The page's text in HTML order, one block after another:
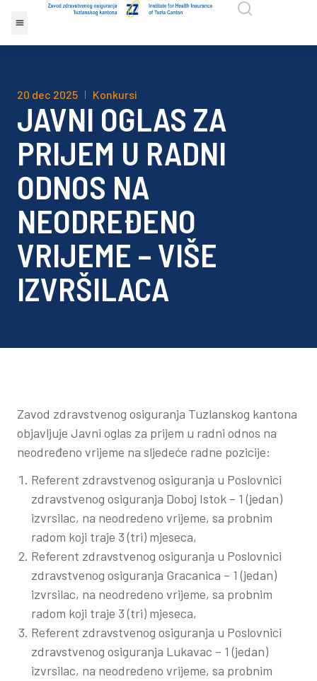
20 dec 2025 Konkursi
JAVNI OGLAS ZA
PRIJEM U RADNI
ODNOS NA
NEODREĐENO
VRIJEME – VIŠE
IZVRŠILACA
Zavod zdravstvenog osiguranja Tuzlanskog kantona
objavljuje Javni oglas za prijem u radni odnos na
neodređeno vrijeme na sljedeće radne pozicije:
Referent zdravstvenog osiguranja u Poslovnici
zdravstvenog osiguranja Doboj Istok – 1 (jedan)
izvrsilac, na neodredeno vrijeme, sa probnim
radom koji traje 3 (tri) mjeseca,
Referent zdravstvenog osiguranja u Poslovnici
zdravstvenog osiguranja Gracanica – 1 (jedan)
izvrsilac, na neodredeno vrijeme, sa probnim
radom koji traje 3 (tri) mjeseca,
Referent zdravstvenog osiguranja u Poslovnici
zdravstvenog osiguranja Lukavac – 1 (jedan)
izvrsilac, na neodredeno vrijeme, sa probnim